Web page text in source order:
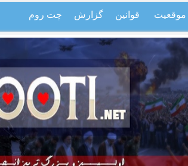
موقعیت قوانین گزارش چت روم